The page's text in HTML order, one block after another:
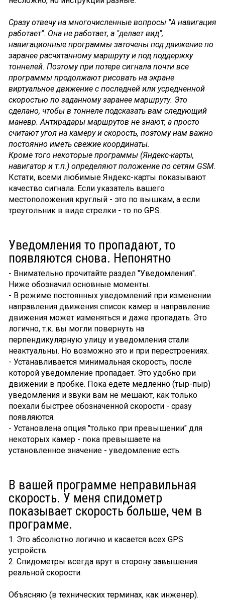
Сразу отвечу на многочисленные вопросы "А навигация
работает". Она не работает, а "делает вид",
навигационные программы заточены под движение по
заранее расчитанному маршруту и под поддержку
тоннелей. Поэтому при потере сигнала почти все
программы продолжают рисовать на экране
виртуальное движение с последней или усредненной
скоростью по заданному заранее маршруту. Это
сделано, чтобы в тоннеле подсказать вам следующий
маневр. Антирадары маршрутов не знают, а просто
считают угол на камеру и скорость, поэтому нам важно
постоянно иметь свежие координаты.
Кроме того некоторые программы (Яндекс-карты,
навигатор и т.п.) определяют положение по сетям GSM.
Кстати, всеми любимые Яндекс-карты показывают
качество сигнала. Если указатель вашего
местоположения круглый - это по вышкам, а если
треугольник в виде стрелки - то по GPS.
Уведомления то пропадают, то
появляются снова. Непонятно
- Внимательно прочитайте раздел "Уведомления".
Ниже обозначил основные моменты.
- В режиме постоянных уведомлений при изменении
направления движения список камер в направление
движения может изменяться и даже пропадать. Это
логично, т.к. вы могли повернуть на
перпендикулярную улицу и уведомления стали
неактуальны. Но возможно это и при перестроениях.
- Устанавливается минимальная скорость, после
которой уведомление пропадает. Это удобно при
движении в пробке. Пока едете медленно (тыр-пыр)
уведомления и звуки вам не мешают, как только
поехали быстрее обозначенной скорости - сразу
появляются.
- Установлена опция "только при превышении" для
некоторых камер - пока превышаете на
установленное значение - уведомление есть.
В вашей программе неправильная
скорость. У меня спидометр
показывает скорость больше, чем в
программе.
1. Это абсолютно логично и касается всех GPS
устройств.
2. Спидометры всегда врут в сторону завышения
реальной скорости.
Объясняю (в технических терминах, как инженер).